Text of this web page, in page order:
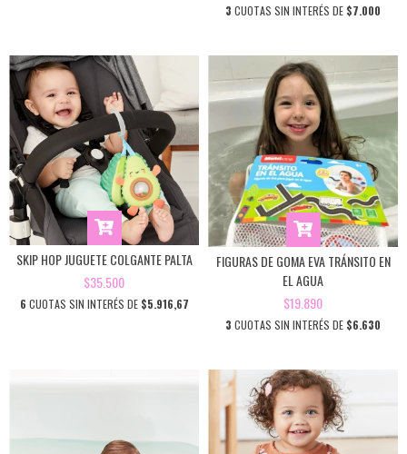
3 CUOTAS SIN INTERÉS DE $7.000
SKIP HOP JUGUETE COLGANTE PALTA
$35.500
6 CUOTAS SIN INTERÉS DE $5.916,67
FIGURAS DE GOMA EVA TRÁNSITO EN
EL AGUA
$19.890
3 CUOTAS SIN INTERÉS DE $6.630